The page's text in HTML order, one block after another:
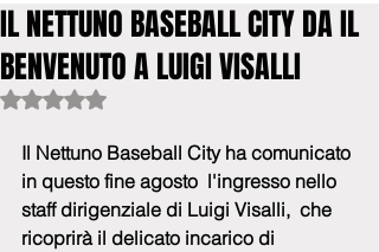
IL NETTUNO BASEBALL CITY DA IL
BENVENUTO A LUIGI VISALLI
Valutazione NaN stelle su 5.
Il Nettuno Baseball City ha comunicato
in questo fine agosto  l'ingresso nello
staff dirigenziale di Luigi Visalli,  che
ricoprirà il delicato incarico di